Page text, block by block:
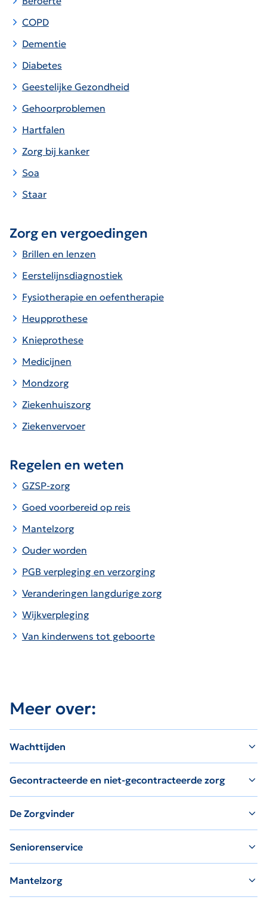
COPD
Dementie
Diabetes
Geestelijke Gezondheid
Gehoorproblemen
Hartfalen
Zorg bij kanker
Soa
Staar
Zorg en vergoedingen
Brillen en lenzen
Eerstelijnsdiagnostiek
Fysiotherapie en oefentherapie
Heupprothese
Knieprothese
Medicijnen
Mondzorg
Ziekenhuiszorg
Ziekenvervoer
Regelen en weten
GZSP-zorg
Goed voorbereid op reis
Mantelzorg
Ouder worden
PGB verpleging en verzorging
Veranderingen langdurige zorg
Wijkverpleging
Van kinderwens tot geboorte
Meer over:
Wachttijden
Gecontracteerde en niet-gecontracteerde zorg
De Zorgvinder
Seniorenservice
Mantelzorg